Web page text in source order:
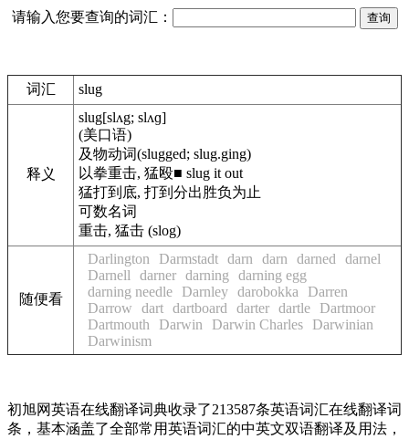
请输入您要查询的词汇：
词汇 slug
释义
slug[slʌg; slʌɡ]
(美口语)
及物动词(slugged; slug.ging)
以拳重击, 猛殴■ slug it out
猛打到底, 打到分出胜负为止
可数名词
重击, 猛击 (slog)
随便看
Darlington Darmstadt darn darn darned
darnel
Darnell
darner darning
darning egg
darning needle
Darnley darobokka
Darren
Darrow
dart dartboard darter dartle
Dartmoor
Dartmouth
Darwin Darwin Charles
Darwinian
Darwinism
初旭网英语在线翻译词典收录了213587条英语词汇在线翻译词
条，基本涵盖了全部常用英语词汇的中英文双语翻译及用法，